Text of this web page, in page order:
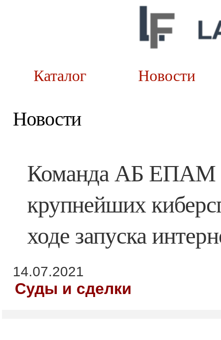
Каталог
Новости
Команда АБ ЕПАМ
крупнейших
ходе запуска
14.07.2021
Суды и сделки